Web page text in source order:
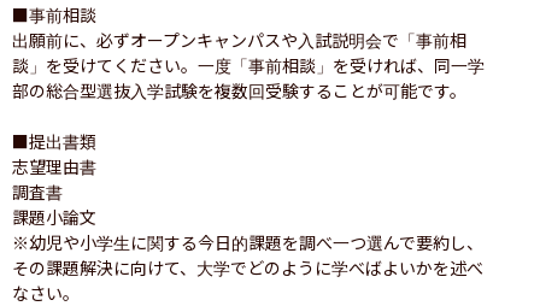
■事前相談
出願前に、必ずオープンキャンパスや入試説明会で「事前相
談」を受けてください。一度「事前相談」を受ければ、同一学
部の総合型選抜入学試験を複数回受験することが可能です。
■提出書類
志望理由書
調査書
課題小論文
※幼児や小学生に関する今日的課題を調べ一つ選んで要約し、
その課題解決に向けて、大学でどのように学べばよいかを述べ
なさい。